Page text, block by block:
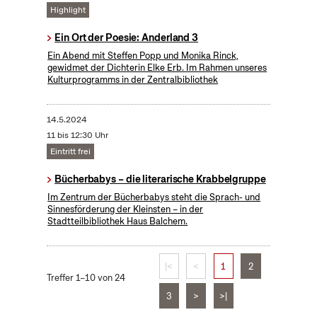
Highlight
Ein Ort der Poesie: Anderland 3
Ein Abend mit Steffen Popp und Monika Rinck,
gewidmet der Dichterin Elke Erb. Im Rahmen unseres
Kulturprogramms in der Zentralbibliothek
14.5.2024
11 bis 12:30 Uhr
Eintritt frei
Bücherbabys – die literarische Krabbelgruppe
Im Zentrum der Bücherbabys steht die Sprach- und
Sinnesförderung der Kleinsten – in der
Stadtteilbibliothek Haus Balchem.
Treffer 1–10 von 24
|< < 1 2
3 > >|